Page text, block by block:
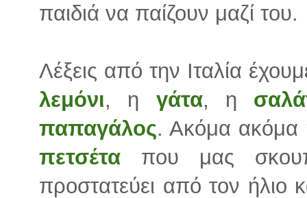
παιδιά να παίζουν μαζί του.
Λέξεις από την Ιταλία
λεμόνι, η γάτα, η
παπαγάλος. Ακόμα
πετσέτα που μας
προστατεύει από τον ήλιο